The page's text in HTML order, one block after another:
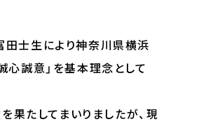
士生により神奈川県横浜
誠意」を基本理念として
果たしてまいりましたが、現